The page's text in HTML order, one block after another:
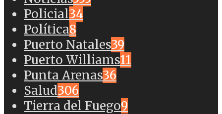
Policial34
Política8
Puerto Natales39
Puerto Williams11
Punta Arenas36
Salud306
Tierra del Fuego9